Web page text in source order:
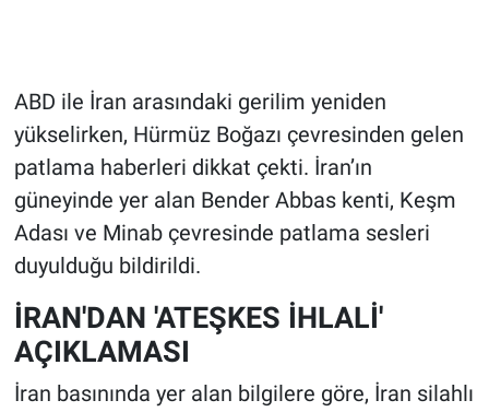
ABD ile İran arasındaki gerilim yeniden
yükselirken, Hürmüz Boğazı çevresinden gelen
patlama haberleri dikkat çekti. İran’ın
güneyinde yer alan Bender Abbas kenti, Keşm
Adası ve Minab çevresinde patlama sesleri
duyulduğu bildirildi.
İRAN'DAN 'ATEŞKES İHLALİ'
AÇIKLAMASI
İran basınında yer alan bilgilere göre, İran silahlı